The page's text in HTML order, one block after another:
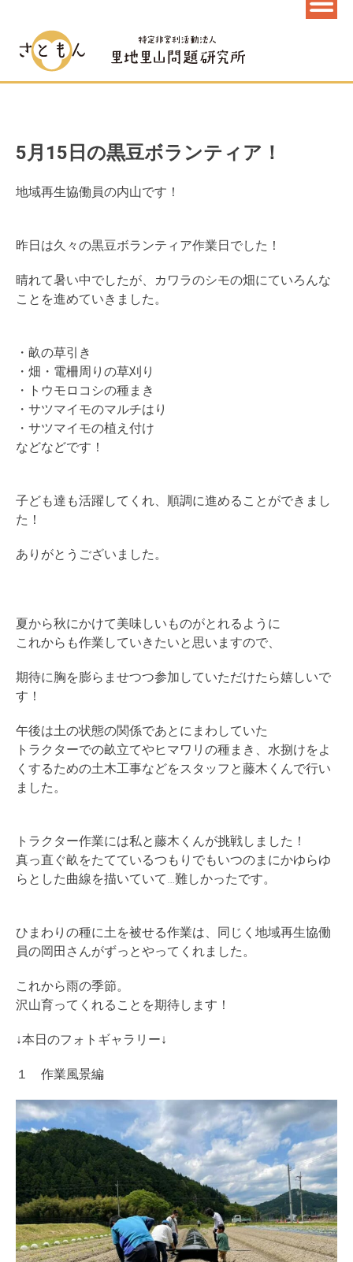
5月15日の黒豆ボランティア！
地域再生協働員の内山です！
昨日は久々の黒豆ボランティア作業日でした！
晴れて暑い中でしたが、カワラのシモの畑にていろんな
ことを進めていきました。
・畝の草引き
・畑・電柵周りの草刈り
・トウモロコシの種まき
・サツマイモのマルチはり
・サツマイモの植え付け
などなどです！
子ども達も活躍してくれ、順調に進めることができまし
た！
ありがとうございました。
夏から秋にかけて美味しいものがとれるように
これからも作業していきたいと思いますので、
期待に胸を膨らませつつ参加していただけたら嬉しいで
す！
午後は土の状態の関係であとにまわしていた
トラクターでの畝立てやヒマワリの種まき、水捌けをよ
くするための土木工事などをスタッフと藤木くんで行い
ました。
トラクター作業には私と藤木くんが挑戦しました！
真っ直ぐ畝をたてているつもりでもいつのまにかゆらゆ
らとした曲線を描いていて…難しかったです。
ひまわりの種に土を被せる作業は、同じく地域再生協働
員の岡田さんがずっとやってくれました。
これから雨の季節。
沢山育ってくれることを期待します！
↓本日のフォトギャラリー↓
１ 作業風景編